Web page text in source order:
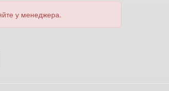
у менеджера.